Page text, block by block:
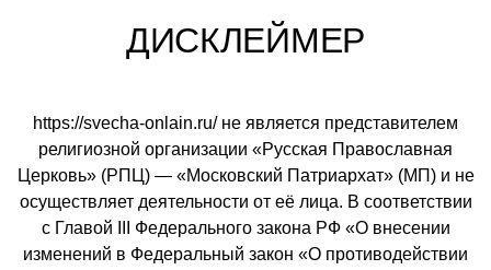
ДИСКЛЕЙМЕР
https://svecha-onlain.ru/ не является представителем
религиозной организации «Русская Православная
Церковь» (РПЦ) — «Московский Патриархат» (МП) и не
осуществляет деятельности от её лица. В соответствии
с Главой III Федерального закона РФ «О внесении
изменений в Федеральный закон «О противодействии